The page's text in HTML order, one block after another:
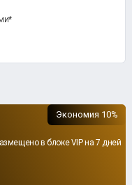
в блоке VIP на 7 дней
Экономия 10%